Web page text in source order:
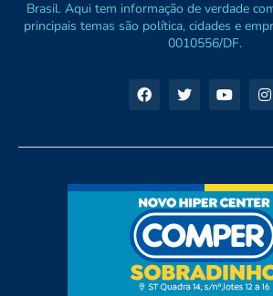
Brasil. Aqui tem informação de verdade
principais temas são política, cidades e
0010556/DF.